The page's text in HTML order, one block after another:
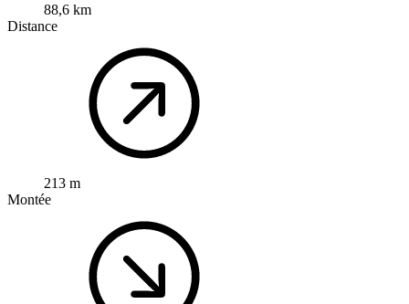
88,6 km
Distance
213 m
Montée